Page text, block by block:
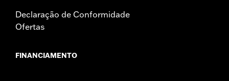
Declaração de Conformidade
Ofertas
FINANCIAMENTO